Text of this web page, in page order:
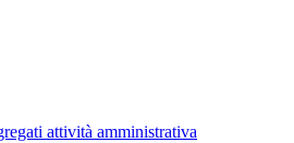
attività amministrativa